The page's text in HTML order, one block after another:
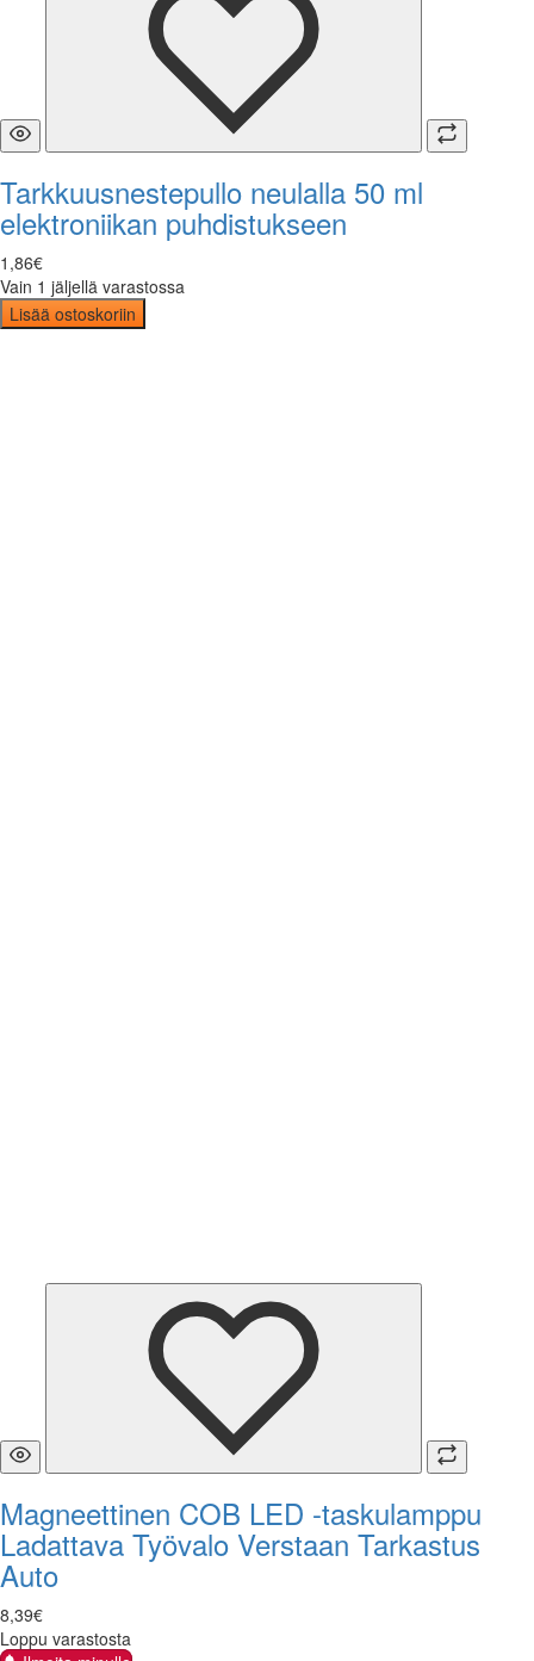
Tarkkuusnestepullo neulalla 50 ml
elektroniikan puhdistukseen
1 ,86€
Vain 1 jäljellä varastossa
Lisää ostoskoriin
Magneettinen COB LED -taskulamppu
Ladattava Työvalo Verstaan Tarkastus
Auto
8,39€
Loppu varastosta